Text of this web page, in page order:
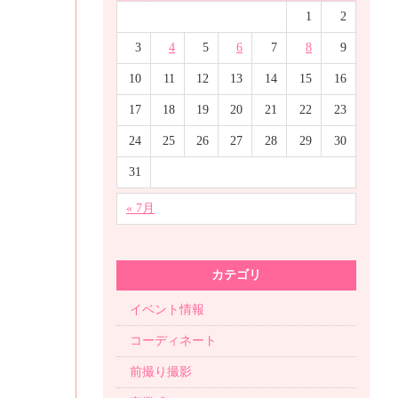
1 2
3 4 5 6 7 8 9
10 11 12 13 14 15 16
17 18 19 20 21 22 23
24 25 26 27 28 29 30
31
« 7月
カテゴリ
イベント情報
コーディネート
前撮り撮影